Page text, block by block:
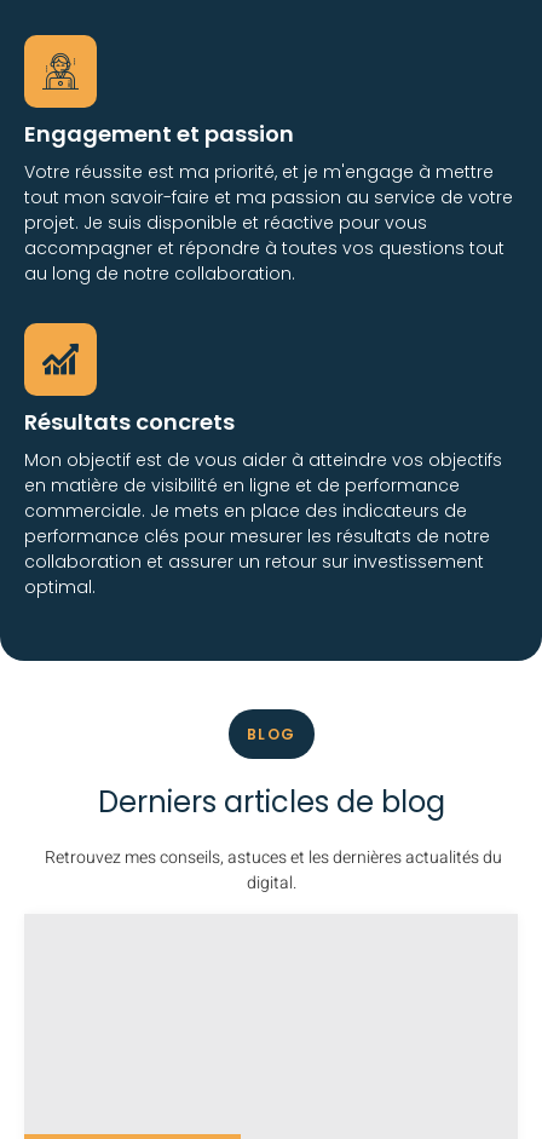
Résultats concrets
Mon objectif est de vous aider à atteindre vos objectifs
en matière de visibilité en ligne et de performance
commerciale. Je mets en place des indicateurs de
performance clés pour mesurer les résultats de notre
collaboration et assurer un retour sur investissement
optimal.
Engagement et passion
Votre réussite est ma priorité, et je m'engage à mettre
tout mon savoir-faire et ma passion au service de votre
projet. Je suis disponible et réactive pour vous
accompagner et répondre à toutes vos questions tout
au long de notre collaboration.
BLOG
Derniers articles de blog
Retrouvez mes conseils, astuces et les dernières actualités du
digital.